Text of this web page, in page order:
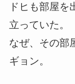
ドヒも部屋
立っていた。
なぜ、その部
ギョン。